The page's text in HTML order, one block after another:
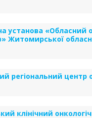
установа «Обласний
Житомирської
регіональний центр
клінічний